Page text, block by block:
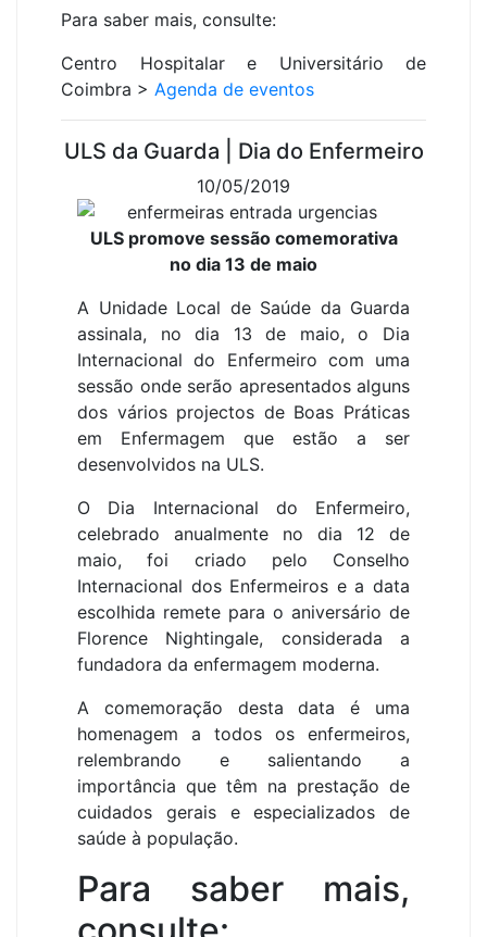
Para saber mais, consulte:
Centro Hospitalar e Universitário de
Coimbra > Agenda de eventos
ULS da Guarda | Dia do Enfermeiro
10/05/2019
ULS promove sessão comemorativa
no dia 13 de maio
A Unidade Local de Saúde da Guarda
assinala, no dia 13 de maio, o Dia
Internacional do Enfermeiro com uma
sessão onde serão apresentados alguns
dos vários projectos de Boas Práticas
em Enfermagem que estão a ser
desenvolvidos na ULS.
O Dia Internacional do Enfermeiro,
celebrado anualmente no dia 12 de
maio, foi criado pelo Conselho
Internacional dos Enfermeiros e a data
escolhida remete para o aniversário de
Florence Nightingale, considerada a
fundadora da enfermagem moderna.
A comemoração desta data é uma
homenagem a todos os enfermeiros,
relembrando e salientando a
importância que têm na prestação de
cuidados gerais e especializados de
saúde à população.
Para saber mais,